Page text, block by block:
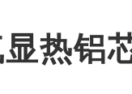
热铝